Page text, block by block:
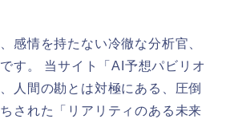
感情を持たない冷徹な分析官、
す。 当サイト「AI予想パビリオ
人間の勘とは対極にある、圧倒
された「リアリティのある未来